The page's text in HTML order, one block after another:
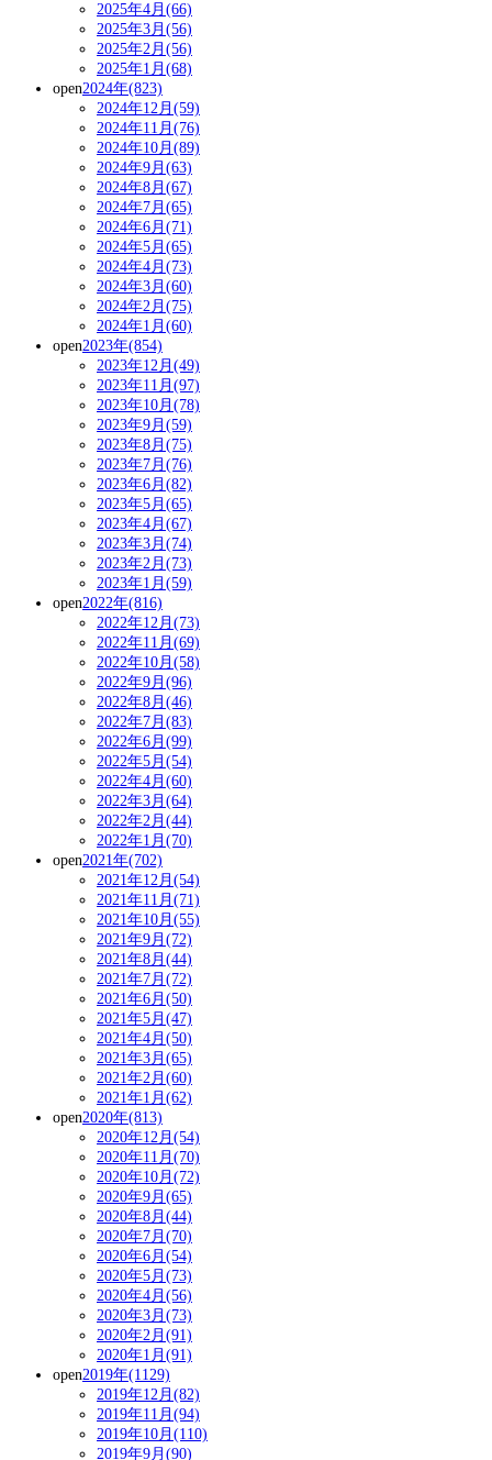
2025年4月(66)
2025年3月(56)
2025年2月(56)
2025年1月(68)
open2024年(823)
2024年12月(59)
2024年11月(76)
2024年10月(89)
2024年9月(63)
2024年8月(67)
2024年7月(65)
2024年6月(71)
2024年5月(65)
2024年4月(73)
2024年3月(60)
2024年2月(75)
2024年1月(60)
open2023年(854)
2023年12月(49)
2023年11月(97)
2023年10月(78)
2023年9月(59)
2023年8月(75)
2023年7月(76)
2023年6月(82)
2023年5月(65)
2023年4月(67)
2023年3月(74)
2023年2月(73)
2023年1月(59)
open2022年(816)
2022年12月(73)
2022年11月(69)
2022年10月(58)
2022年9月(96)
2022年8月(46)
2022年7月(83)
2022年6月(99)
2022年5月(54)
2022年4月(60)
2022年3月(64)
2022年2月(44)
2022年1月(70)
open2021年(702)
2021年12月(54)
2021年11月(71)
2021年10月(55)
2021年9月(72)
2021年8月(44)
2021年7月(72)
2021年6月(50)
2021年5月(47)
2021年4月(50)
2021年3月(65)
2021年2月(60)
2021年1月(62)
open2020年(813)
2020年12月(54)
2020年11月(70)
2020年10月(72)
2020年9月(65)
2020年8月(44)
2020年7月(70)
2020年6月(54)
2020年5月(73)
2020年4月(56)
2020年3月(73)
2020年2月(91)
2020年1月(91)
open2019年(1129)
2019年12月(82)
2019年11月(94)
2019年10月(110)
2019年9月(90)